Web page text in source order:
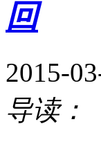
回
2015-
导读：